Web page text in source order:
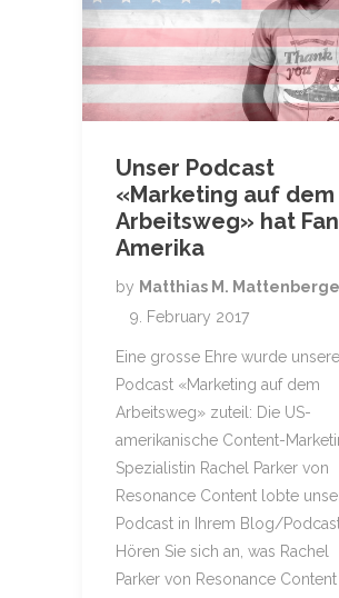
Unser Podcast
«Marketing auf dem
Arbeitsweg» hat
Amerika
by Matthias M.
9. February 2017
Eine grosse Ehre wurde
Podcast «Marketing auf dem
Arbeitsweg» zuteil: Die US-
amerikanische Content-
Spezialistin Rachel Parker von
Resonance Content lobte
Podcast in Ihrem Blog/
Hören Sie sich an, was Rachel
Parker von Resonance